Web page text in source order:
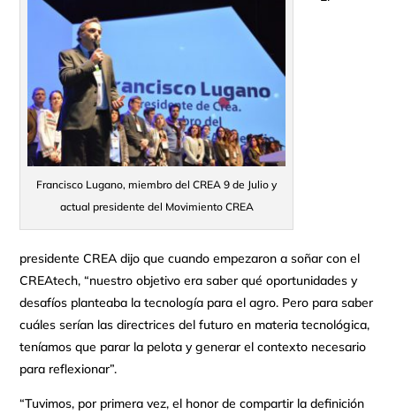
Francisco Lugano, miembro del CREA 9 de Julio y
actual presidente del Movimiento CREA
presidente CREA dijo que cuando empezaron a soñar con el
CREAtech, “nuestro objetivo era saber qué oportunidades y
desafíos planteaba la tecnología para el agro. Pero para saber
cuáles serían las directrices del futuro en materia tecnológica,
teníamos que parar la pelota y generar el contexto necesario
para reflexionar”.
“Tuvimos, por primera vez, el honor de compartir la definición